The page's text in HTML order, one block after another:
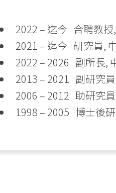
2022 – 迄今 合聘教
2021 – 迄今 研究員,
2022 – 2026 副所長,
2013 – 2021 副研究
2006 – 2012 助研究
1998 – 2005 博士後